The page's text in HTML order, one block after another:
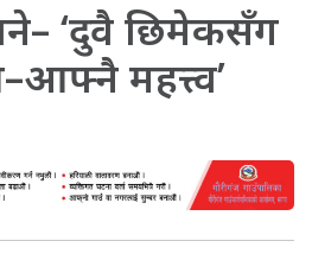
भने– ‘दुवै छिमेकसँग
महत्त्व’